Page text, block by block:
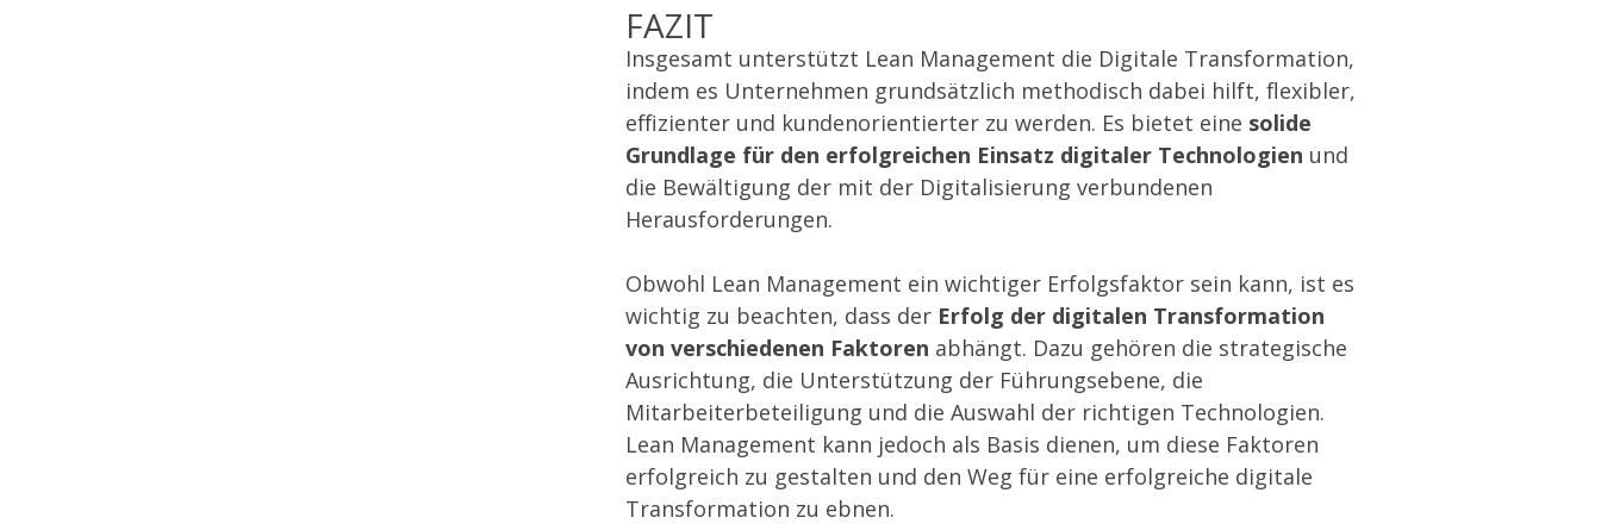
FAZIT
Insgesamt unterstützt Lean Management die Digitale Transformation,
indem es Unternehmen grundsätzlich methodisch dabei hilft, flexibler,
effizienter und kundenorientierter zu werden. Es bietet eine solide
Grundlage für den erfolgreichen Einsatz digitaler Technologien und
die Bewältigung der mit der Digitalisierung verbundenen
Herausforderungen.
Obwohl Lean Management ein wichtiger Erfolgsfaktor sein kann, ist es
wichtig zu beachten, dass der Erfolg der digitalen Transformation
von verschiedenen Faktoren abhängt. Dazu gehören die strategische
Ausrichtung, die Unterstützung der Führungsebene, die
Mitarbeiterbeteiligung und die Auswahl der richtigen Technologien.
Lean Management kann jedoch als Basis dienen, um diese Faktoren
erfolgreich zu gestalten und den Weg für eine erfolgreiche digitale
Transformation zu ebnen.